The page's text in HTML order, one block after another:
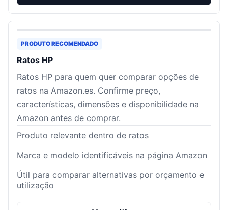
PRODUTO RECOMENDADO
Ratos HP
Ratos HP para quem quer comparar opções de
ratos na Amazon.es. Confirme preço,
características, dimensões e disponibilidade na
Amazon antes de comprar.
Produto relevante dentro de ratos
Marca e modelo identificáveis na página Amazon
Útil para comparar alternativas por orçamento e
utilização